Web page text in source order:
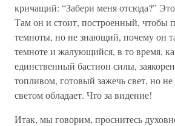
кричащий: “Забери меня отсюда?”
Там он и стоит, построенный, чтобы
темноты, но не знающий, почему он
темноте и жалующийся, в то время,
единственный бастион силы,
топливом, готовый зажечь свет, но
светом обладает. Что за видение!
Итак, мы говорим, проснитесь